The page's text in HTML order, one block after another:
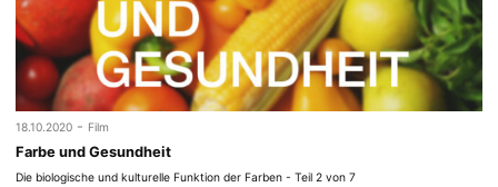
18.10.2020 - Film
Farbe und Gesundheit
Die biologische und kulturelle Funktion der Farben - Teil 2 von 7